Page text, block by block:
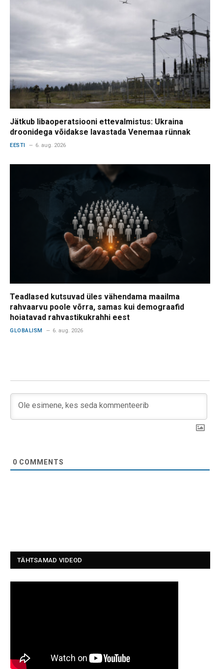
Jätkub libaoperatsiooni ettevalmistus: Ukraina
droonidega võidakse lavastada Venemaa rünnak
EESTI 6. aug. 2026
Teadlased kutsuvad üles vähendama maailma
rahvaarvu poole võrra, samas kui demograafid
hoiatavad rahvastikukrahhi eest
GLOBALISM 6. aug. 2026
0 COMMENTS
TÄHTSAMAD VIDEOD